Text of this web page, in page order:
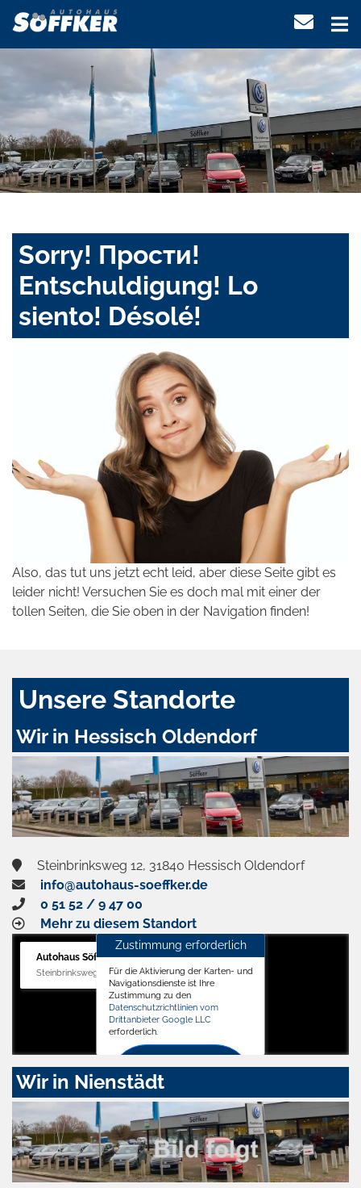
Sorry! Прости!
Entschuldigung! Lo
siento! Désolé!
Also, das tut uns jetzt echt leid, aber diese Seite gibt es
leider nicht! Versuchen Sie es doch mal mit einer der
tollen Seiten, die Sie oben in der Navigation finden!
Unsere Standorte
Wir in Hessisch Oldendorf
Steinbrinksweg 12, 31840 Hessisch Oldendorf
info@autohaus-soeffker.de
0 51 52 / 9 47 00
Mehr zu diesem Standort
Autohaus Söffker GmbH
Steinbrinksweg 12, 31840 Hessisch Oldendorf
Zustimmung erforderlich
Für die Aktivierung der Karten- und
Navigationsdienste ist Ihre
Zustimmung zu den
Datenschutzrichtlinien vom
Drittanbieter Google LLC
erforderlich.
Zustimmen
aktivieren
Wir in Nienstädt